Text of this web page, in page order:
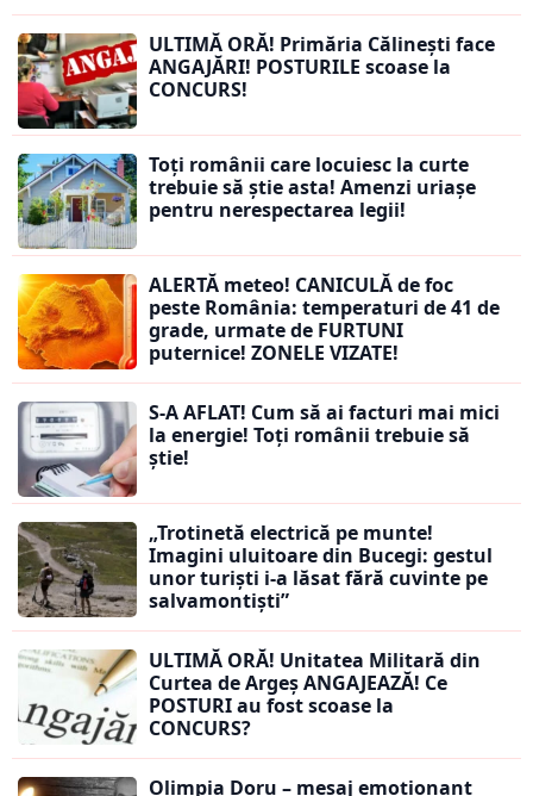
ULTIMĂ ORĂ! Primăria Călinești face
ANGAJĂRI! POSTURILE scoase la
CONCURS!
Toți românii care locuiesc la curte
trebuie să știe asta! Amenzi uriașe
pentru nerespectarea legii!
ALERTĂ meteo! CANICULĂ de foc
peste România: temperaturi de 41 de
grade, urmate de FURTUNI
puternice! ZONELE VIZATE!
S-A AFLAT! Cum să ai facturi mai mici
la energie! Toți românii trebuie să
știe!
„Trotinetă electrică pe munte!
Imagini uluitoare din Bucegi: gestul
unor turiști i-a lăsat fără cuvinte pe
salvamontiști”
ULTIMĂ ORĂ! Unitatea Militară din
Curtea de Argeș ANGAJEAZĂ! Ce
POSTURI au fost scoase la
CONCURS?
Olimpia Doru – mesaj emoționant